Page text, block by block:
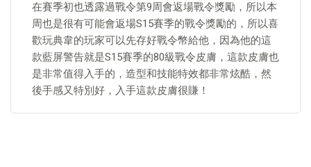
在賽季初也透露過戰令第9周會返場戰令獎勵，所以本
周也是很有可能會返場S15賽季的戰令獎勵的，所以喜
歡玩典韋的玩家可以先存好戰令幣給他，因為他的這
款藍屏警告就是S15賽季的80級戰令皮膚，這款皮膚也
是非常值得入手的，造型和技能特效都非常炫酷，然
後手感又特別好，入手這款皮膚很賺！